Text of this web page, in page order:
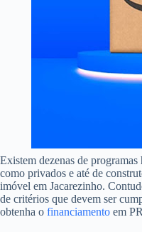
Existem dezenas de
como privados e até de
imóvel em Jacarezinho.
de critérios que devem ser
obtenha o financiamento em